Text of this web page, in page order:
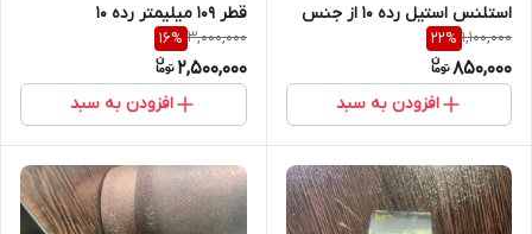
استلنس استیل رده 10 از جنس
4541 WP / 321 فابریک
1,100,000
22%
850,000
افزودن به سبد
قطر 109 میلیمتر رده 10
3,000,000
16%
2,500,000
افزودن به سبد